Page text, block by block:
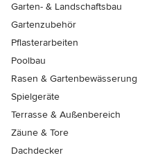
Garten- & Landschaftsbau
Gartenzubehör
Pflasterarbeiten
Poolbau
Rasen & Gartenbewässerung
Spielgeräte
Terrasse & Außenbereich
Zäune & Tore
Dachdecker